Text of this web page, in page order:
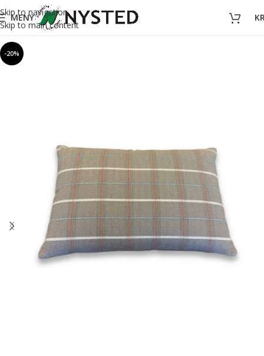
Skip to navigation
Skip to main content
MENY
-20%